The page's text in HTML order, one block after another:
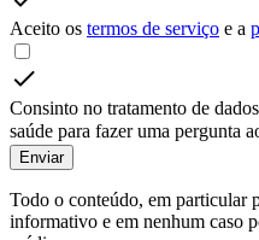
Aceito os termos de serviço e a
Consinto no tratamento de
saúde para fazer uma pergunta
Enviar
Todo o conteúdo, em particular
informativo e em nenhum caso